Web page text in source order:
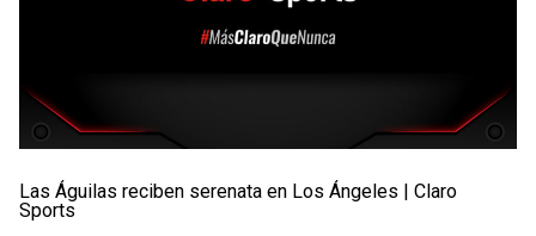
Las Águilas reciben serenata en Los Ángeles | Claro
Sports